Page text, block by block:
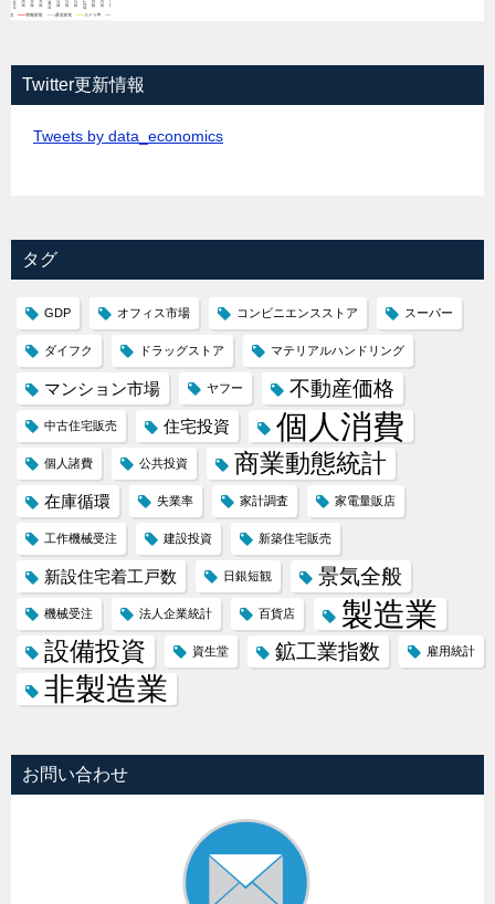
Twitter更新情報
Tweets by data_economics
タグ
GDP オフィス市場 コンビニエンスストア スーパー
ダイフク ドラッグストア マテリアルハンドリング
マンション市場 ヤフー 不動産価格
中古住宅販売 住宅投資 個人消費
個人諸費 公共投資 商業動態統計
在庫循環 失業率 家計調査 家電量販店
工作機械受注 建設投資 新築住宅販売
新設住宅着工戸数 日銀短観 景気全般
機械受注 法人企業統計 百貨店 製造業
設備投資 資生堂 鉱工業指数 雇用統計
非製造業
お問い合わせ